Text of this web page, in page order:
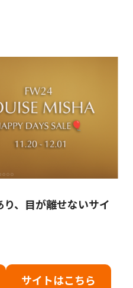
、目が離せないサイ
サイトはこちら